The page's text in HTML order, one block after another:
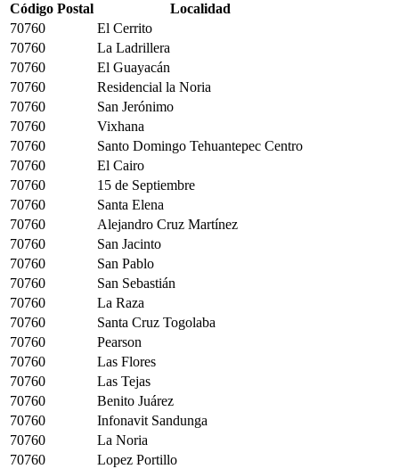
Código Postal
Localidad
70760
El Cerrito
70760
La Ladrillera
70760
El Guayacán
70760
Residencial la Noria
70760
San Jerónimo
70760
Vixhana
70760
Santo Domingo Tehuantepec Centro
70760
El Cairo
70760
15 de Septiembre
70760
Santa Elena
70760
Alejandro Cruz Martínez
70760
San Jacinto
70760
San Pablo
70760
San Sebastián
70760
La Raza
70760
Santa Cruz Togolaba
70760
Pearson
70760
Las Flores
70760
Las Tejas
70760
Benito Juárez
70760
Infonavit Sandunga
70760
La Noria
70760
Lopez Portillo